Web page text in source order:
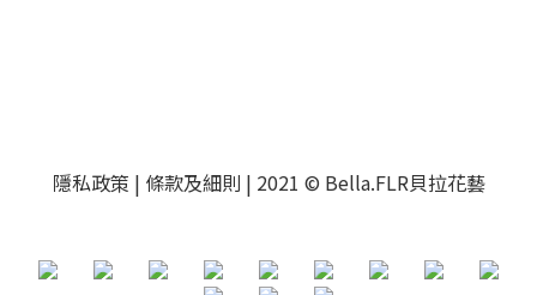
隱私政策 | 條款及細則 | 2021 © Bella.FLR貝拉花藝